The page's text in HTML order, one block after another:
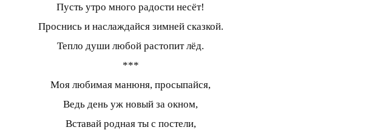
Пусть утро много радости несёт!
Проснись и наслаждайся зимней сказкой.
Тепло души любой растопит лёд.
***
Моя любимая манюня, просыпайся,
Ведь день уж новый за окном,
Вставай родная ты с постели,